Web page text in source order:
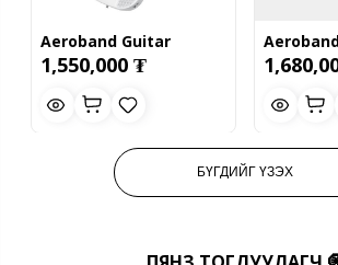
Aeroband Guitar
(white)
1,550,000 ₮
(black)
БҮГДИЙГ ҮЗЭХ